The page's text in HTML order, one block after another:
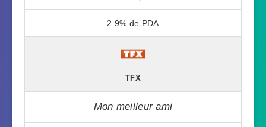
2.9%
TFX
Mon meilleur ami